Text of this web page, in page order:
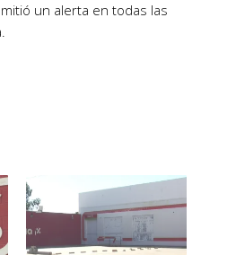
un alerta en todas las